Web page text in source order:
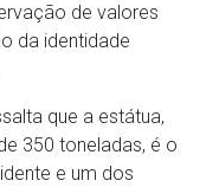
de valores
da identidade
que a estátua,
350 toneladas, é o
e um dos